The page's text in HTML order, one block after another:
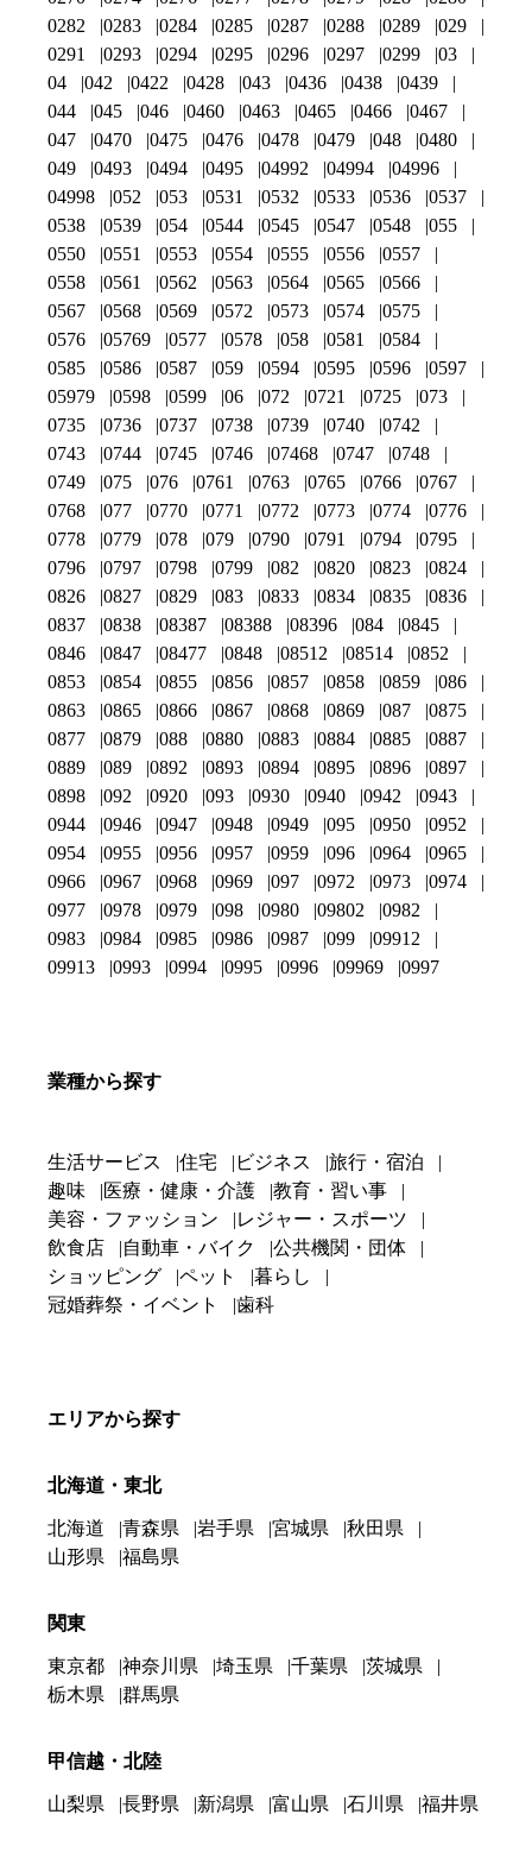
0282
0283 0284 0285 0287 0288 0289
029
0291
0293 0294 0295 0296 0297 0299
03
04
042 0422 0428 043 0436 0438
0439
044
045 046 0460 0463 0465 0466
0467
047
0470 0475 0476 0478 0479 048
0480
049
0493 0494 0495 04992 04994
04996
04998
052 053 0531 0532 0533 0536
0537
0538
0539 054 0544 0545 0547 0548
055
0550
0551 0553 0554 0555 0556
0557
0558
0561 0562 0563 0564 0565
0566
0567
0568 0569 0572 0573 0574
0575
0576
05769 0577 0578 058 0581
0584
0585
0586 0587 059 0594 0595 0596
0597
05979
0598 0599 06 072 0721 0725
073
0735
0736 0737 0738 0739 0740
0742
0743
0744 0745 0746 07468 0747
0748
0749
075 076 0761 0763 0765 0766
0767
0768
077 0770 0771 0772 0773 0774
0776
0778
0779 078 079 0790 0791 0794
0795
0796
0797 0798 0799 082 0820 0823
0824
0826
0827 0829 083 0833 0834 0835
0836
0837
0838 08387 08388 08396 084
0845
0846
0847 08477 0848 08512 08514
0852
0853
0854 0855 0856 0857 0858 0859
086
0863
0865 0866 0867 0868 0869 087
0875
0877
0879 088 0880 0883 0884 0885
0887
0889
089 0892 0893 0894 0895 0896
0897
0898
092 0920 093 0930 0940 0942
0943
0944
0946 0947 0948 0949 095 0950
0952
0954
0955 0956 0957 0959 096 0964
0965
0966
0967 0968 0969 097 0972 0973
0974
0977
0978 0979 098 0980 09802
0982
0983
0984 0985 0986 0987 099
09912
09913
0993 0994 0995 0996 09969 0997
業種から探す
生活サービス 住宅 ビジネス
旅行・宿泊
趣味
医療・健康・介護
教育・習い事
美容・ファッション
レジャー・スポーツ
飲食店
自動車・バイク
公共機関・団体
ショッピング
ペット
暮らし
冠婚葬祭・イベント
歯科
エリアから探す
北海道・東北
北海道 青森県 岩手県 宮城県
秋田県
山形県
福島県
関東
東京都 神奈川県 埼玉県 千葉県
茨城県
栃木県
群馬県
甲信越・北陸
山梨県 長野県 新潟県 富山県 石川県 福井県